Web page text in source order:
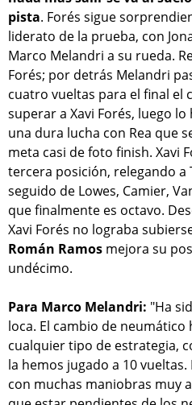
pista. Forés sigue
liderato de la prueba, con
Marco Melandri a su rueda.
Forés; por detrás Melandri
cuatro vueltas para el final el
superar a Xavi Forés, luego
una dura lucha con Rea que
meta casi de foto finish. Xavi
tercera posición, relegando a
seguido de Lowes, Camier,
que finalmente es octavo.
Xavi Forés no lograba
Román Ramos mejora su
undécimo.
Para Marco Melandri: "Ha
loca. El cambio de
cualquier tipo de estrategia,
la hemos jugado a 10
con muchas maniobras muy